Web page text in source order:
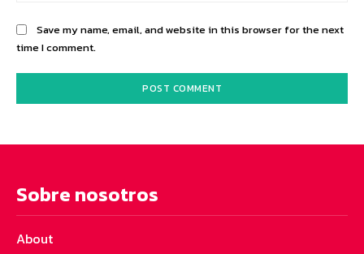
Save my name, email, and website in this browser for the next
time I comment.
Sobre nosotros
About